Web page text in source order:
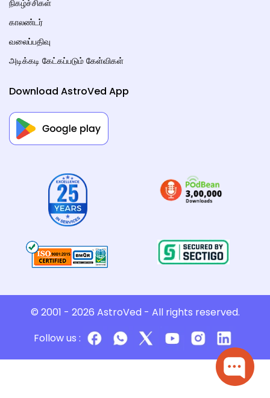
நிகழ்ச்சிகள்
காலண்டர்
வலைப்பதிவு
அடிக்கடி கேட்கப்படும் கேள்விகள்
Download AstroVed App
© 2001 - 2026 AstroVed - All rights reserved.
Follow us :